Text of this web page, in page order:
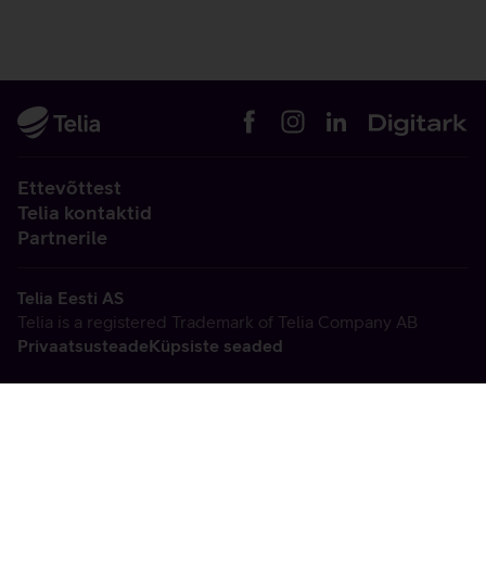
Ettevõttest
Telia kontaktid
Partnerile
Telia Eesti AS
Telia is a registered Trademark of Telia Company AB
PrivaatsusteadeKüpsiste seaded